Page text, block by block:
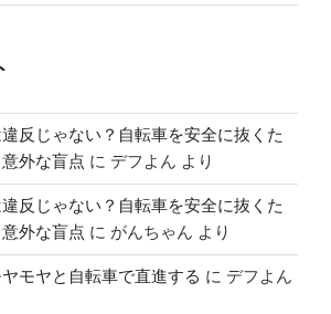
反じゃない？自転車を安全に抜くた
外な盲点 に デフよん より
反じゃない？自転車を安全に抜くた
外な盲点 に がんちゃん より
モヤと自転車で直進する に デフよん